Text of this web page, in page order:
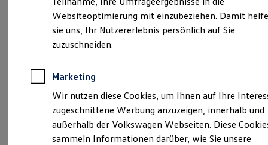
Großkunden
Behörden
Direktkunden
Sonderfahrzeuge
Anpfiff zum Gewinn
Elektroautos
ID. Tutorials
Elektrofahrzeugkonzepte
Reichweite
Reichweite der ID. Modelle
Reichweite im Winter
Montag Freitag 07:00 18:00
Samstag
09:00-16:00 Uhr
Sonntag
Geschlossen
Websiteoptimierung mit einzubeziehen. Damit
sie uns, Ihr Nutzererlebnis persönlich auf Sie
zuzuschneiden.
Marketing
Wir nutzen diese Cookies, um Ihnen auf Ihre
zugeschnittene Werbung anzuzeigen, innerhalb und
außerhalb der Volkswagen Webseiten. Diese
sammeln Informationen darüber, wie Sie unsere